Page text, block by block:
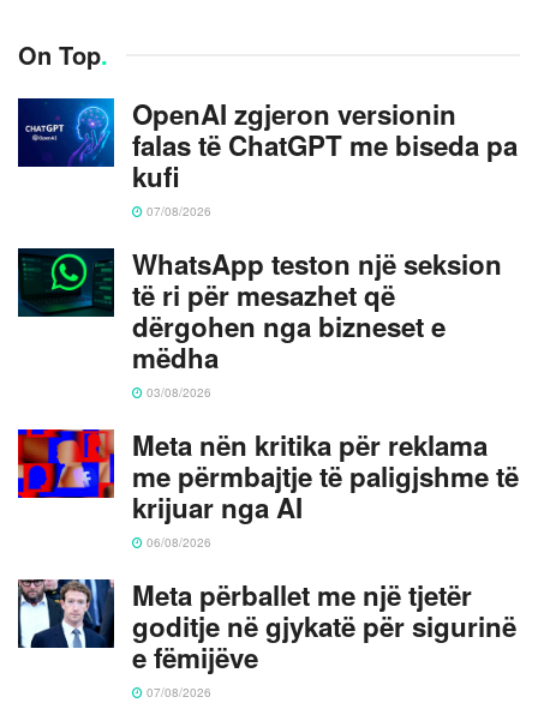
On Top.
OpenAI zgjeron versionin
falas të ChatGPT me biseda pa
kufi
07/08/2026
WhatsApp teston një seksion
të ri për mesazhet që
dërgohen nga bizneset e
mëdha
03/08/2026
Meta nën kritika për reklama
me përmbajtje të paligjshme të
krijuar nga AI
06/08/2026
Meta përballet me një tjetër
goditje në gjykatë për sigurinë
e fëmijëve
07/08/2026